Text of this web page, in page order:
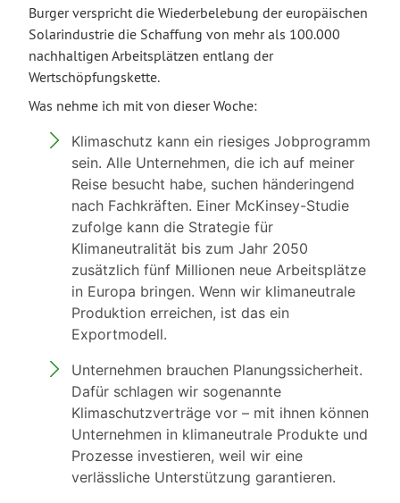
Burger verspricht die Wiederbelebung der europäischen
Solarindustrie die Schaffung von mehr als 100.000
nachhaltigen Arbeitsplätzen entlang der
Wertschöpfungskette.
Was nehme ich mit von dieser Woche:
Klimaschutz kann ein riesiges Jobprogramm
sein. Alle Unternehmen, die ich auf meiner
Reise besucht habe, suchen händeringend
nach Fachkräften. Einer McKinsey-Studie
zufolge kann die Strategie für
Klimaneutralität bis zum Jahr 2050
zusätzlich fünf Millionen neue Arbeitsplätze
in Europa bringen. Wenn wir klimaneutrale
Produktion erreichen, ist das ein
Exportmodell.
Unternehmen brauchen Planungssicherheit.
Dafür schlagen wir sogenannte
Klimaschutzverträge vor – mit ihnen können
Unternehmen in klimaneutrale Produkte und
Prozesse investieren, weil wir eine
verlässliche Unterstützung garantieren.